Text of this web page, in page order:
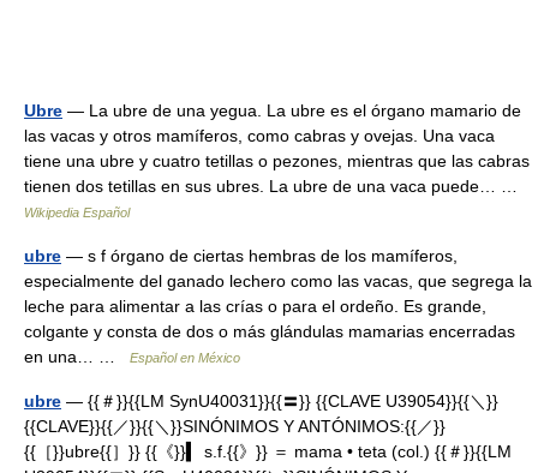
Ubre — La ubre de una yegua. La ubre es el órgano mamario de
las vacas y otros mamíferos, como cabras y ovejas. Una vaca
tiene una ubre y cuatro tetillas o pezones, mientras que las cabras
tienen dos tetillas en sus ubres. La ubre de una vaca puede… …
Wikipedia Español
ubre — s f órgano de ciertas hembras de los mamíferos,
especialmente del ganado lechero como las vacas, que segrega la
leche para alimentar a las crías o para el ordeño. Es grande,
colgante y consta de dos o más glándulas mamarias encerradas
en una… …
Español en México
ubre — {{＃}}{{LM SynU40031}}{{〓}} {{CLAVE U39054}}{{＼}}
{{CLAVE}}{{／}}{{＼}}SINÓNIMOS Y ANTÓNIMOS:{{／}}
{{［}}ubre{{］}} {{《}}▍ s.f.{{》}} ＝ mama • teta (col.) {{＃}}{{LM